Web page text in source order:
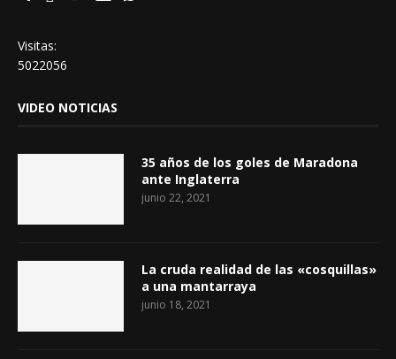
Visitas:
5022056
VIDEO NOTICIAS
35 años de los goles de Maradona
ante Inglaterra
junio 22, 2021
La cruda realidad de las «cosquillas»
a una mantarraya
junio 18, 2021